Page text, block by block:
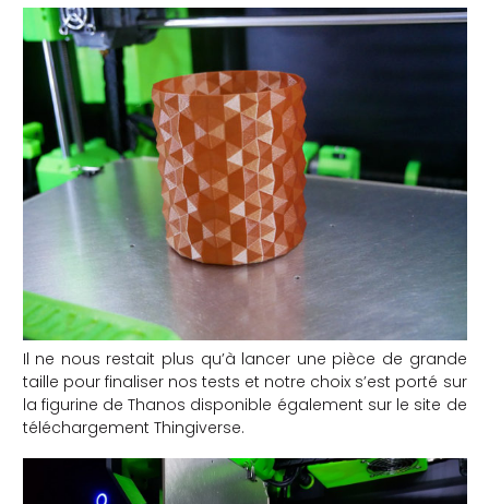
Il ne nous restait plus qu’à lancer une pièce de grande
taille pour finaliser nos tests et notre choix s’est porté sur
la figurine de Thanos disponible également sur le site de
téléchargement Thingiverse.